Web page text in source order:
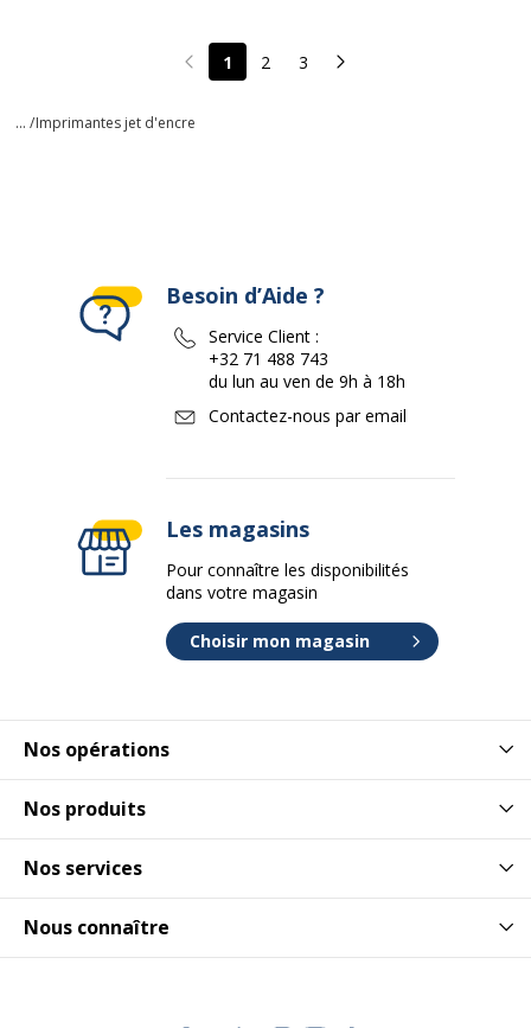
Page précédente
1 2 3 Page suivante
... /Imprimantes jet d'encre
Nos opérations
Nos produits
Nos services
Nous connaître
Besoin d’Aide ?
Service Client :
+32 71 488 743
du lun au ven de 9h à 18h
Contactez-nous par email
Les magasins
Pour connaître les disponibilités
dans votre magasin
Choisir mon magasin